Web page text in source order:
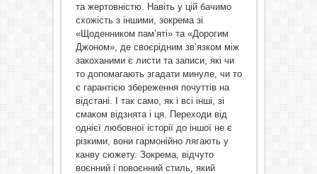
та жертовністю. Навіть у цій бачимо
схожість з іншими, зокрема зі
«Щоденником пам’яті» та «Дорогим
Джоном», де своєрідним зв’язком між
закоханими є листи та записи, які чи
то допомагають згадати минуле, чи то
є гарантією збереження почуттів на
відстані. І так само, як і всі інші, зі
смаком відзнята і ця. Переходи від
однієї любовної історії до іншої не є
різкими, вони гармонійно лягають у
канву сюжету. Зокрема, відчуто
воєнний і повоєнний стиль, який